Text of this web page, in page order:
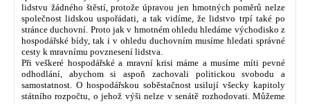
lidstvu žádného štěstí, protože úpravou jen hmotných poměrů nelze
společnost lidskou uspořádati, a tak vidíme, že lidstvo trpí také po
stránce duchovní. Proto jak v hmotném ohledu hledáme východisko z
hospodářské bídy, tak i v ohledu duchovním musíme hledati správné
cesty k mravnímu povznesení lidstva.
Při veškeré hospodářské a mravní krisi máme a musíme míti pevné
odhodlání, abychom si aspoň zachovali politickou svobodu a
samostatnost. O hospodářskou soběstačnost usilují všecky kapitoly
státního rozpočtu, o jehož výši nelze v senátě rozhodovati. Můžeme